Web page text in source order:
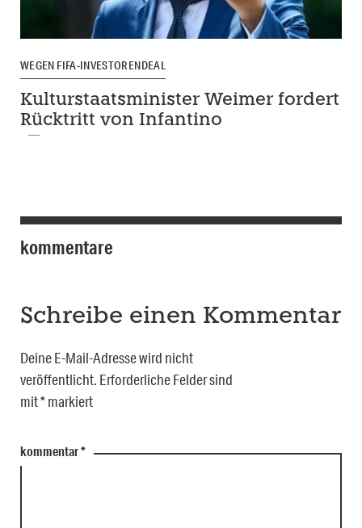
WEGEN FIFA-INVESTORENDEAL
Kulturstaatsminister Weimer fordert
Rücktritt von Infantino
kommentare
Schreibe einen Kommentar
Deine E-Mail-Adresse wird nicht
veröffentlicht. Erforderliche Felder sind
mit*markiert
kommentar*